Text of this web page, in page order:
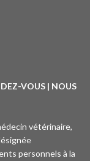
VOUS| NOUS
vétérinaire,
personnels à la